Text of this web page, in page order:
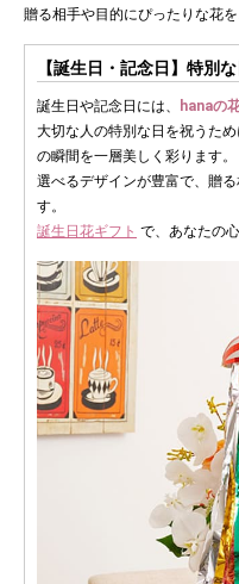
贈る相手や目的にぴったりな花
【誕生日・記念日】特別
誕生日や記念日には、 hanaの
大切な人の特別な日を祝うため
の瞬間を一層美しく彩ります。
選べるデザインが豊富で、贈
す。
誕生日花ギフト で、あなたの